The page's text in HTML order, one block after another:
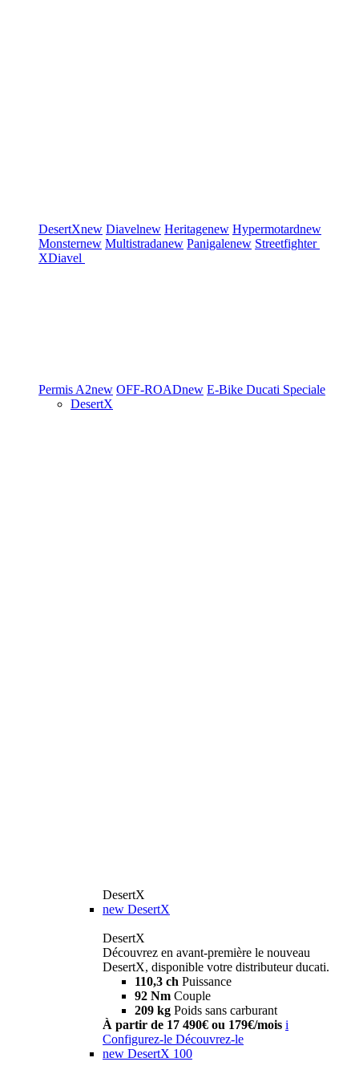
DesertXnew Diavelnew Heritagenew Hypermotardnew
Monsternew Multistradanew Panigalenew Streetfighter
XDiavel
Permis A2new OFF-ROADnew E-Bike Ducati Speciale
DesertX
DesertX
new DesertX
DesertX
Découvrez en avant-première le nouveau
DesertX, disponible votre distributeur ducati.
110,3 ch Puissance
92 Nm Couple
209 kg Poids sans carburant
À partir de 17 490€ ou 179€/mois i
Configurez-le Découvrez-le
new DesertX 100